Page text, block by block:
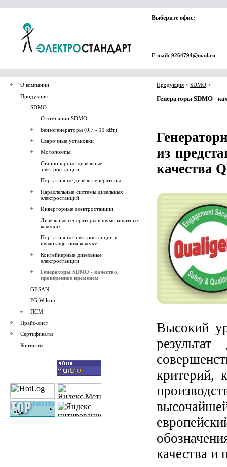
Выберите офис:
E-mail: 9264794@mail.ru
О компании
Продукция
SDMO
О компании SDMO
Бензогенераторы (0,7 - 11 кВт)
Сварочные установки
Мотопомпы
Стационарные дизельные
электростанции
Портативные дизель-генераторы
Параллельные системы дизельных
электростанций
Инверторные электростанции
Дизельные генераторы в шумозащитных
кожухах
Портативные электростанции в
шумозащитном кожухе
Контейнерные дизельные
электростанции
Генераторы SDMO - качество,
проверенное временем
GESAN
FG Wilson
ПСМ
Прайс-лист
Сертификаты
Контакты
Продукция > SDMO >
Генераторы SDMO -
из
качества
Высокий
критерий,
качества и